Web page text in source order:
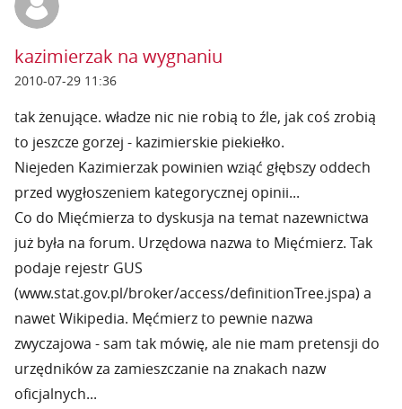
kazimierzak na wygnaniu
2010-07-29 11:36
tak żenujące. władze nic nie robią to źle, jak coś zrobią
to jeszcze gorzej - kazimierskie piekiełko.
Niejeden Kazimierzak powinien wziąć głębszy oddech
przed wygłoszeniem kategorycznej opinii...
Co do Mięćmierza to dyskusja na temat nazewnictwa
już była na forum. Urzędowa nazwa to Mięćmierz. Tak
podaje rejestr GUS
(www.stat.gov.pl/broker/access/definitionTree.jspa) a
nawet Wikipedia. Męćmierz to pewnie nazwa
zwyczajowa - sam tak mówię, ale nie mam pretensji do
urzędników za zamieszczanie na znakach nazw
oficjalnych...